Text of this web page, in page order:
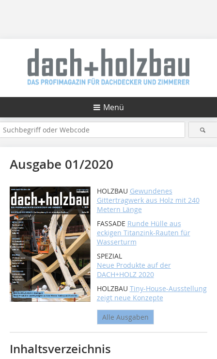
Menü
Ausgabe 01/2020
HOLZBAU Gewundenes
Gittertragwerk aus Holz mit 240
Metern Länge
FASSADE Runde Hülle aus
eckigen Titanzink-Rauten für
Wasserturm
SPEZIAL
Neue Produkte auf der
DACH+HOLZ 2020
HOLZBAU Tiny-House-Ausstellung
zeigt neue Konzepte
Alle Ausgaben
Inhaltsverzeichnis